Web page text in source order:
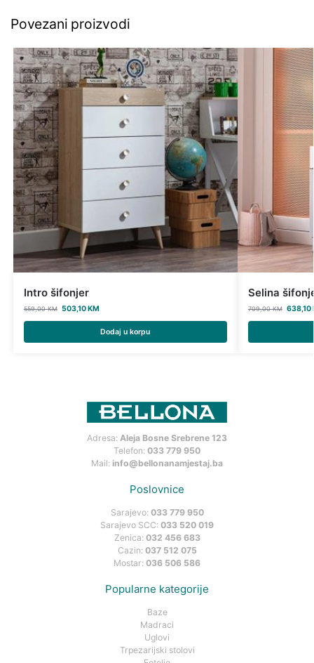
Povezani proizvodi
Intro šifonjer
559,00KM 503,10KM
Dodaj u korpu
Selina
709,00KM 638,10
Adresa: Aleja Bosne Srebrene 123
Telefon: 033 779 950
Mail: info@bellonanamjestaj.ba
Poslovnice
Sarajevo: 033 779 950
Sarajevo SCC: 033 520 019
Zenica: 032 456 683
Cazin: 037 512 075
Mostar: 036 506 586
Popularne kategorije
Baze
Madraci
Uglovi
Trpezarijski stolovi